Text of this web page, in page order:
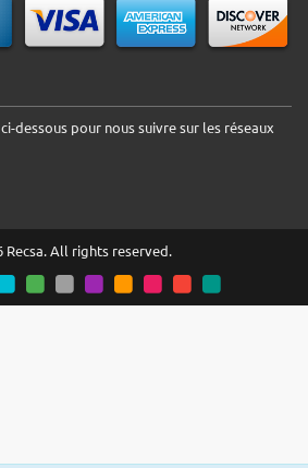
dessous pour nous suivre sur les réseaux
Recsa. All rights reserved.